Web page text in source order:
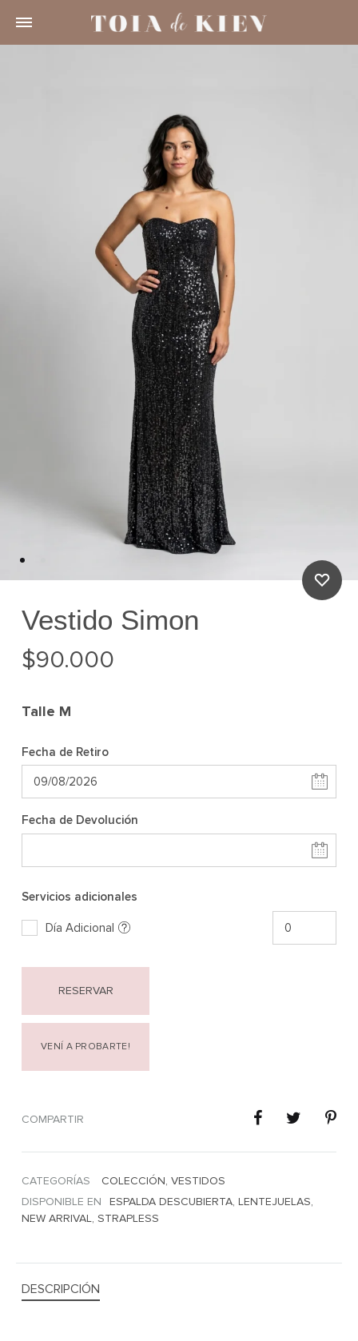
Vestido Simon
$90.000
Talle M
Fecha de Retiro
Fecha de Devolución
Servicios adicionales
Día Adicional
RESERVAR
VENÍ A PROBARTE!
COMPARTIR
CATEGORÍAS COLECCIÓN, VESTIDOS
DISPONIBLE EN
ESPALDA DESCUBIERTA, LENTEJUELAS,
NEW ARRIVAL, STRAPLESS
DESCRIPCIÓN